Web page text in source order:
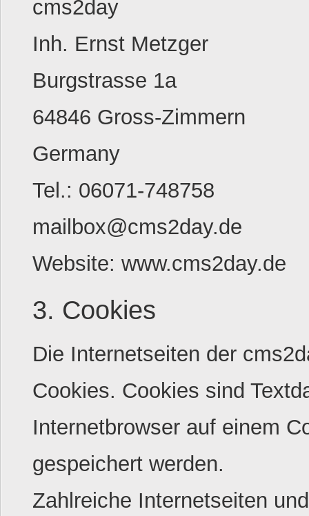
cms2day
Inh. Ernst Metzger
Burgstrasse 1a
64846 Gross-Zimmern
Germany
Tel.: 06071-748758
mailbox@cms2day.de
Website: www.cms2day.de
3. Cookies
Die Internetseiten der
Cookies. Cookies sind
Internetbrowser auf einem
gespeichert werden.
Zahlreiche Internetseiten